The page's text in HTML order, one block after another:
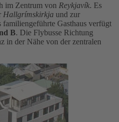
im Zentrum von Reykjavík. Es
Hallgrímskirkja und zur
familiengeführte Gasthaus verfügt
B. Die Flybusse Richtung
in der Nähe von der zentralen